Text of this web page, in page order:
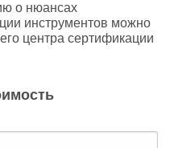
о нюансах
инструментов можно
центра сертификации